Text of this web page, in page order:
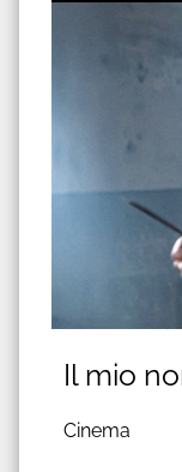
Il mio
Cinema